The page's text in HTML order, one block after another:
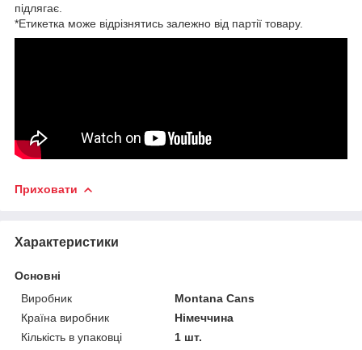
підлягає.
*Етикетка може відрізнятись залежно від партії товару.
Приховати
Характеристики
Основні
Виробник
Montana Cans
Країна виробник
Німеччина
Кількість в упаковці
1 шт.